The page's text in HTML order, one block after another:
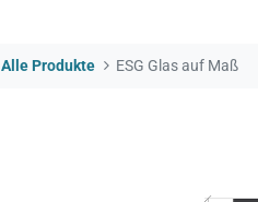
Alle Produkte ESG Glas auf Maß